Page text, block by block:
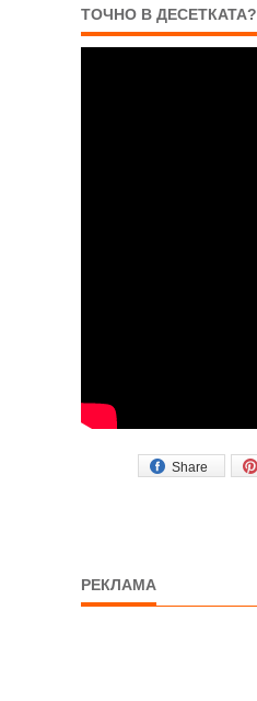
ТОЧНО В ДЕСЕТКАТА?
Share
РЕКЛАМА